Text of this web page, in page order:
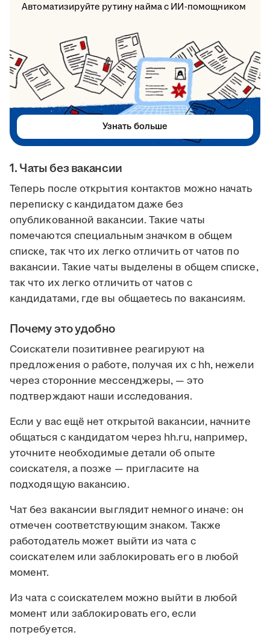
1. Чаты без вакансии
Теперь после открытия контактов можно начать
переписку с кандидатом даже без
опубликованной вакансии. Такие чаты
помечаются специальным значком в общем
списке, так что их легко отличить от чатов по
вакансии. Такие чаты выделены в общем списке,
так что их легко отличить от чатов с
кандидатами, где вы общаетесь по вакансиям.
Почему это удобно
Соискатели позитивнее реагируют на
предложения о работе, получая их с hh, нежели
через сторонние мессенджеры, — это
подтверждают наши исследования.
Если у вас ещё нет открытой вакансии, начните
общаться с кандидатом через hh.ru, например,
уточните необходимые детали об опыте
соискателя, а позже — пригласите на
подходящую вакансию.
Чат без вакансии выглядит немного иначе: он
отмечен соответствующим знаком. Также
работодатель может выйти из чата с
соискателем или заблокировать его в любой
момент.
Из чата с соискателем можно выйти в любой
момент или заблокировать его, если
потребуется.
Автоматизируйте рутину найма с ИИ-помощником
Узнать больше